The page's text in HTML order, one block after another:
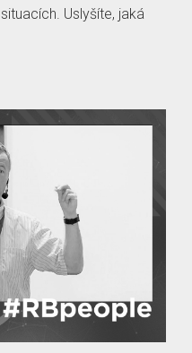
Uslyšíte, jaká